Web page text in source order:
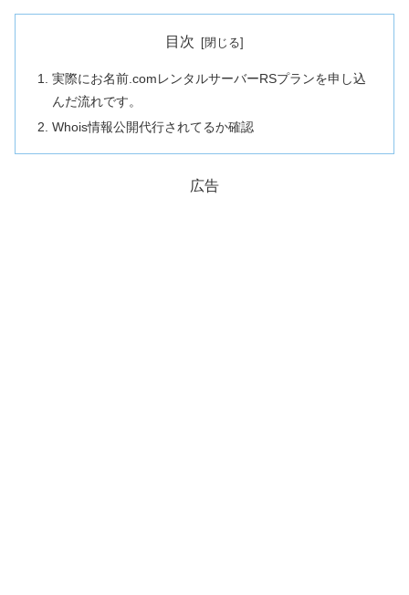
目次
実際にお名前.comレンタルサーバーRSプランを申し込
んだ流れです。
Whois情報公開代行されてるか確認
広告